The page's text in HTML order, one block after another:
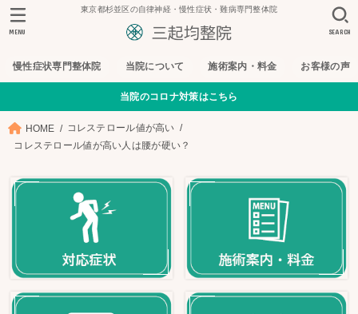
東京都杉並区の自律神経・慢性症状・難病専門整体院
慢性症状専門整体院 当院について 施術案内・料金 お客様の声
SEARCH
MENU
当院のコロナ対策はこちら
HOME
コレステロール値が高い
コレステロール値が高い人は腰が硬い？